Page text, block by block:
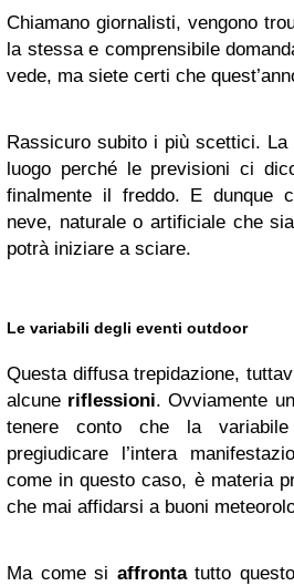
Chiamano giornalisti, vengono
la stessa e comprensibile
vede, ma siete certi che
Rassicuro subito i più scettici. La
luogo perché le previsioni ci
finalmente il freddo. E dunque
neve, naturale o artificiale che
potrà iniziare a sciare.
Le variabili degli eventi outdoor
Questa diffusa trepidazione,
alcune riflessioni. Ovviamente
tenere conto che la
pregiudicare l’intera
come in questo caso, è materia
che mai affidarsi a buoni
Ma come si affrontatutto